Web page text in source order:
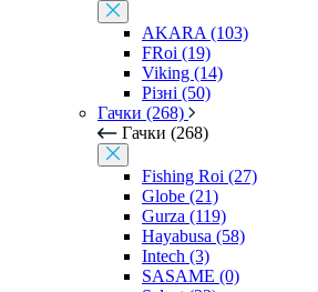
AKARA (103)
FRoi (19)
Viking (14)
Різні (50)
Гачки (268)
Гачки (268)
Fishing Roi (27)
Globe (21)
Gurza (119)
Hayabusa (58)
Intech (3)
SASAME (0)